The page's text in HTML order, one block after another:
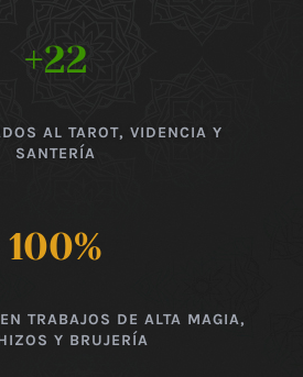
+22
AL TAROT, VIDENCIA Y
SANTERÍA
100%
TRABAJOS DE ALTA MAGIA,
Y BRUJERÍA